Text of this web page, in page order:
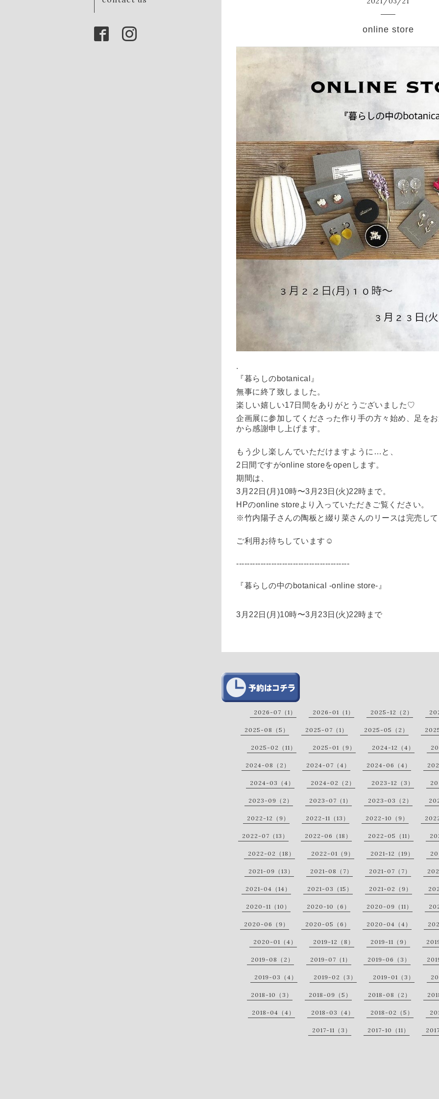
online store
.
『暮らしのbotanical』
無事に終了致しました。
楽しい嬉しい17日間をありがとうございました♡
企画展に参加してくださった作り手の方々始め、足を
から感謝申し上げます。
もう少し楽しんでいただけますように…と、
2日間ですがonline storeをopenします。
期間は、
3月22日(月)10時〜3月23日(火)22時まで。
HPのonline storeより入っていただきご覧ください。
※竹内陽子さんの陶板と綴り菜さんのリースは完売し
ご利用お待ちしています☺︎
------------------------------------------
『暮らしの中のbotanical -online store-』
3月22日(月)10時〜3月23日(火)22時まで
2026-07（1） 2026-01（1） 2025-12（2）
2025-08（5） 2025-07（1） 2025-05（2）
2025-02（11） 2025-01（9） 2024-12（4）
2024-08（2） 2024-07（4） 2024-06（4）
2024-03（4） 2024-02（2） 2023-12（3）
2023-09（2） 2023-07（1） 2023-03（2）
2022-12（9） 2022-11（13） 2022-10（9）
2022-07（13） 2022-06（18） 2022-05（11）
2022-02（18） 2022-01（9） 2021-12（19）
2021-09（13） 2021-08（7） 2021-07（7）
2021-04（14） 2021-03（15） 2021-02（9）
2020-11（10） 2020-10（6） 2020-09（11）
2020-06（9） 2020-05（6） 2020-04（4）
2020-01（4） 2019-12（8） 2019-11（9）
2019-08（2） 2019-07（1） 2019-06（3）
2019-03（4） 2019-02（3） 2019-01（3）
2018-10（3） 2018-09（5） 2018-08（2）
2018-04（4） 2018-03（4） 2018-02（5）
2017-11（3） 2017-10（11）